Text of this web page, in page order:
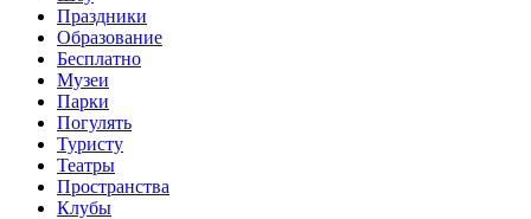
Праздники
Образование
Бесплатно
Музеи
Парки
Погулять
Туристу
Театры
Пространства
Клубы